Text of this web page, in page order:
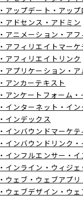
・アップデート ・アッ
・アドセンス ・アドミン
・アニメーション ・ア
・アフィリエイトマー
・アフィリエイトリンク
・アプリケーション ・
・アンカーテキスト
・アンケートフォーム
・インターネット ・イ
・インデックス
・インバウンドマーケテ
・インバウンドリンク
・インフルエンサー ・
・インライン ・ウィジェ
・ウェブ ・ウェブアプリ
・ウェブデザイン ・ウ